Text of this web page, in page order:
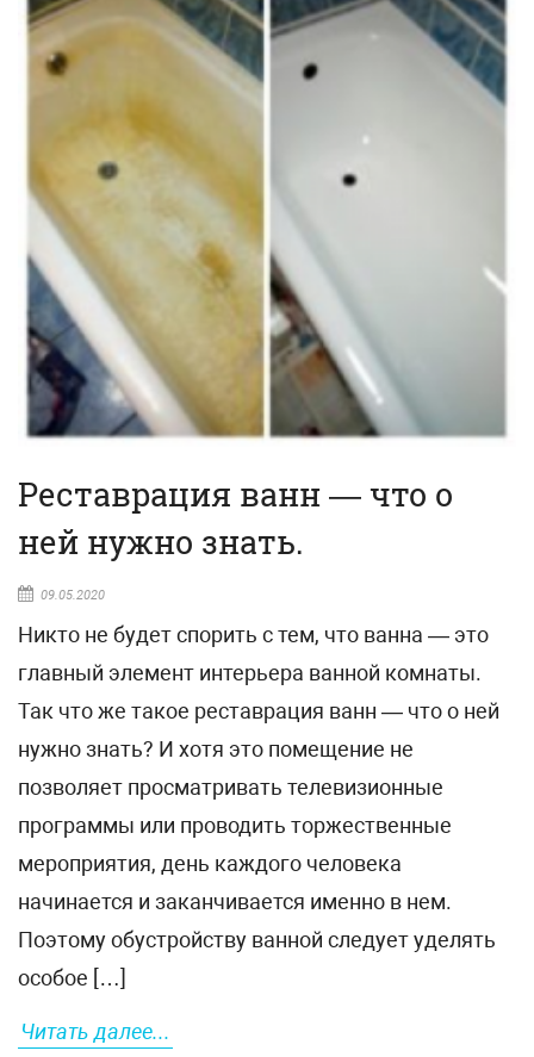
Реставрация ванн — что о
ней нужно знать.
09.05.2020
Никто не будет спорить с тем, что ванна — это
главный элемент интерьера ванной комнаты.
Так что же такое реставрация ванн — что о ней
нужно знать? И хотя это помещение не
позволяет просматривать телевизионные
программы или проводить торжественные
мероприятия, день каждого человека
начинается и заканчивается именно в нем.
Поэтому обустройству ванной следует уделять
особое […]
Читать далее...